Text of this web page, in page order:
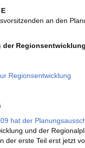
an den
der
Regionsentwicklung
hat der
und der
der erste Teil erst jetzt